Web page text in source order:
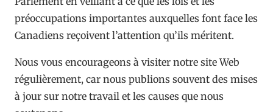
préoccupations importantes auxquelles font face les
Canadiens reçoivent l’attention qu’ils méritent.
Nous vous encourageons à visiter notre site Web
régulièrement, car nous publions souvent des mises
à jour sur notre travail et les causes que nous